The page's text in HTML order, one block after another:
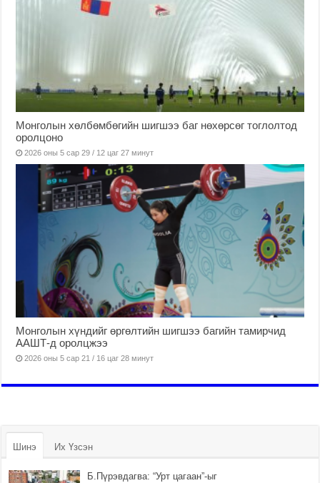
Монголын хөлбөмбөгийн шигшээ баг нөхөрсөг тоглолтод
оролцоно
2026 оны 5 сар 29 / 12 цаг 27 минут
Монголын хүндийг өргөлтийн шигшээ багийн тамирчид
ААШТ-д оролцжээ
2026 оны 5 сар 21 / 16 цаг 28 минут
Шинэ Их Үзсэн
Б.Пүрэвдагва: “Урт цагаан”-ыг